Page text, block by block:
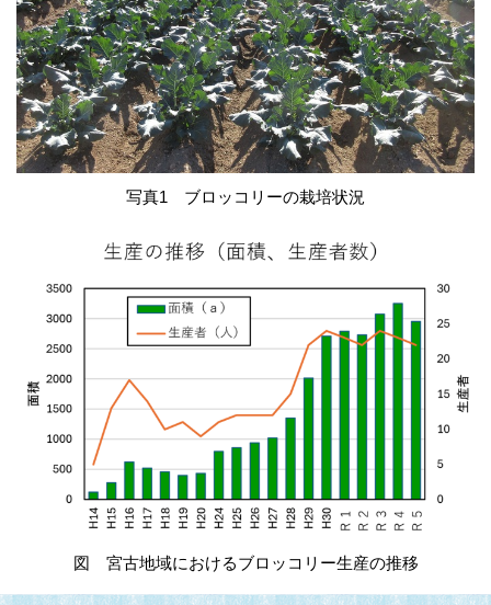
写真1 ブロッコリーの栽培状況
図 宮古地域におけるブロッコリー生産の推移